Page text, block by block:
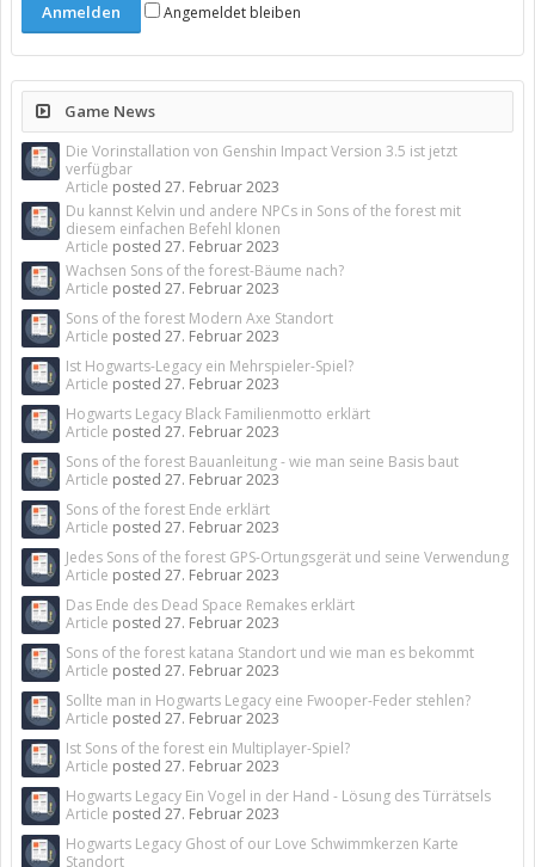
Angemeldet bleiben
Game News
Die Vorinstallation von Genshin Impact Version 3.5 ist jetzt
verfügbar
Article posted 27. Februar 2023
Du kannst Kelvin und andere NPCs in Sons of the forest mit
diesem einfachen Befehl klonen
Article posted 27. Februar 2023
Wachsen Sons of the forest-Bäume nach?
Article posted 27. Februar 2023
Sons of the forest Modern Axe Standort
Article posted 27. Februar 2023
Ist Hogwarts-Legacy ein Mehrspieler-Spiel?
Article posted 27. Februar 2023
Hogwarts Legacy Black Familienmotto erklärt
Article posted 27. Februar 2023
Sons of the forest Bauanleitung - wie man seine Basis baut
Article posted 27. Februar 2023
Sons of the forest Ende erklärt
Article posted 27. Februar 2023
Jedes Sons of the forest GPS-Ortungsgerät und seine Verwendung
Article posted 27. Februar 2023
Das Ende des Dead Space Remakes erklärt
Article posted 27. Februar 2023
Sons of the forest katana Standort und wie man es bekommt
Article posted 27. Februar 2023
Sollte man in Hogwarts Legacy eine Fwooper-Feder stehlen?
Article posted 27. Februar 2023
Ist Sons of the forest ein Multiplayer-Spiel?
Article posted 27. Februar 2023
Hogwarts Legacy Ein Vogel in der Hand - Lösung des Türrätsels
Article posted 27. Februar 2023
Hogwarts Legacy Ghost of our Love Schwimmkerzen Karte
Standort